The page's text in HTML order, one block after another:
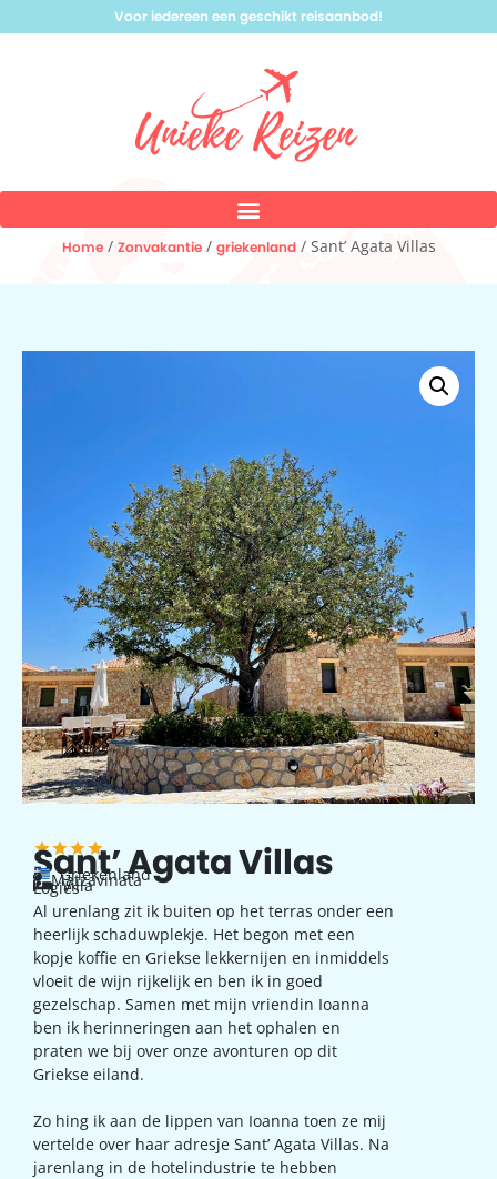
Voor iedereen een geschikt reisaanbod!
Home/ Zonvakantie/ griekenland/ Sant’ Agata Villas
Sant’ Agata Villas
Griekenland
Matzavinata
Villa
Logies
Al urenlang zit ik buiten op het terras onder een
heerlijk schaduwplekje. Het begon met een
kopje koffie en Griekse lekkernijen en inmiddels
vloeit de wijn rijkelijk en ben ik in goed
gezelschap. Samen met mijn vriendin Ioanna
ben ik herinneringen aan het ophalen en
praten we bij over onze avonturen op dit
Griekse eiland.
Zo hing ik aan de lippen van Ioanna toen ze mij
vertelde over haar adresje Sant’ Agata Villas. Na
jarenlang in de hotelindustrie te hebben